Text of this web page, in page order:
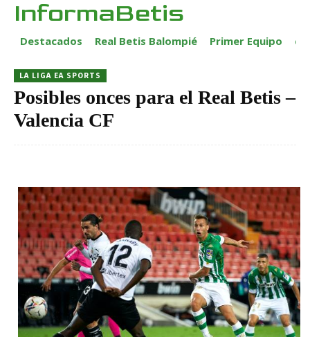
InformaBetis
Destacados Real Betis Balompié Primer Equipo
LA LIGA EA SPORTS
Posibles onces para el Real Betis –
Valencia CF